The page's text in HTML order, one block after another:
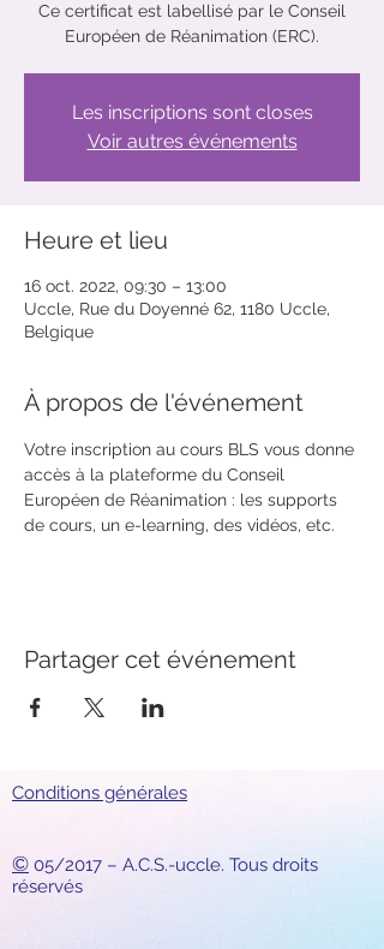
Ce certificat est labellisé par le Conseil
Européen de Réanimation (ERC).
Les inscriptions sont closes
Voir autres événements
Heure et lieu
16 oct. 2022, 09:30 – 13:00
Uccle, Rue du Doyenné 62, 1180 Uccle,
Belgique
À propos de l'événement
Votre inscription au cours BLS vous donne
accès à la plateforme du Conseil
Européen de Réanimation : les supports
de cours, un e-learning, des vidéos, etc.
Partager cet événement
Conditions générales
© 05/2017 – A.C.S.-uccle. Tous droits
réservés